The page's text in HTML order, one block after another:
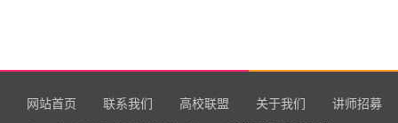
网站首页 联系我们 高校联盟 关于我们 讲师招募